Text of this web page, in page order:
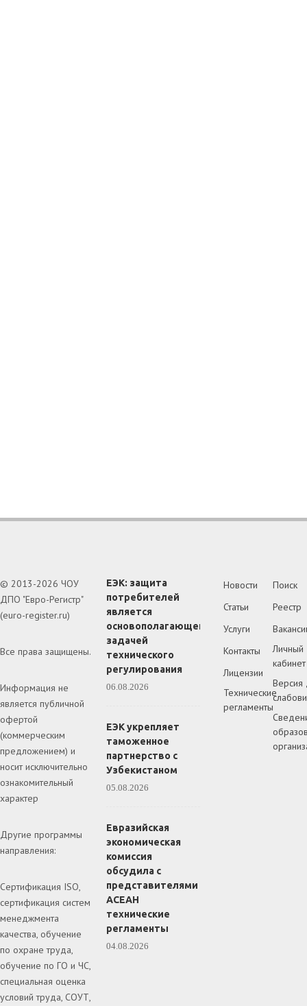
© 2013-2026 ЧОУ
ДПО "Евро-Регистр"
(euro-register.ru)
Все права защищены.
Информация не
является публичной
офертой
(коммерческим
предложением) и
носит исключительно
ознакомительный
характер
Другие программы
направления:
Сертификация ISO,
сертификация систем
менеджмента
качества, обучение
по охране труда,
обучение по ГО и ЧС,
специальная оценка
условий труда, СОУТ,
ЕЭК: защита
потребителей
является
основополагающей
задачей
технического
регулирования
06.08.2026
ЕЭК укрепляет
таможенное
партнерство с
Узбекистаном
05.08.2026
Евразийская
экономическая
комиссия
обсудила с
представителями
АСЕАН
технические
регламенты
04.08.2026
Новости
Статьи
Услуги
Контакты
Лицензии
Технические
регламенты
Поиск
Реестр
Личный
кабинет
Версия